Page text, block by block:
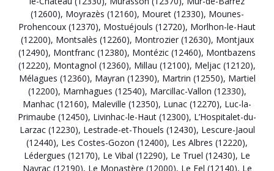
(12600), Moyrazès (12160), Mouret (12330), Mounes-
Prohencoux (12370), Mostuéjouls (12720), Morlhon-le-Haut
(12200), Montsalès (12260), Montrozier (12630), Montjaux
(12490), Montfranc (12380), Montézic (12460), Montbazens
(12220), Montagnol (12360), Millau (12100), Meljac (12120),
Mélagues (12360), Mayran (12390), Martrin (12550), Martiel
(12200), Marnhagues (12540), Marcillac-Vallon (12330),
Manhac (12160), Maleville (12350), Lunac (12270), Luc-la-
Primaube (12450), Livinhac-le-Haut (12300), L’Hospitalet-du-
Larzac (12230), Lestrade-et-Thouels (12430), Lescure-Jaoul
(12440), Les Costes-Gozon (12400), Les Albres (12220),
Lédergues (12170), Le Vibal (12290), Le Truel (12430), Le
Nayrac (12190), Le Monastère (12000), Le Fel (12140), Le